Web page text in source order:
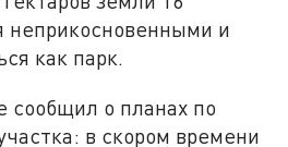
неприкосновенными и
как парк.
сообщил о планах по
в скором времени